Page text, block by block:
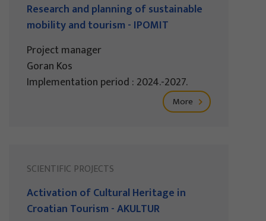
Research and planning of sustainable
mobility and tourism - IPOMIT
Project manager
Goran Kos
Implementation period : 2024.-2027.
More
SCIENTIFIC PROJECTS
Activation of Cultural Heritage in
Croatian Tourism - AKULTUR